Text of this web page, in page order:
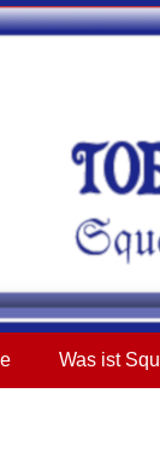
Was ist